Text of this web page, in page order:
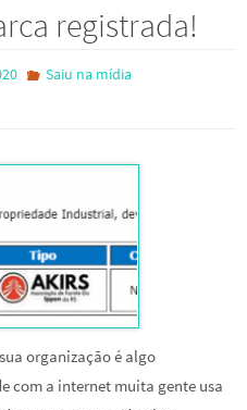
registrada!
Saiu na mídia
organização é algo
com a internet muita gente usa